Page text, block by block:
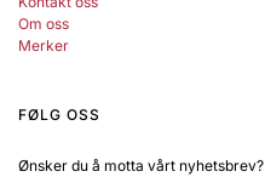
Om oss
Merker
FØLG OSS
Ønsker du å motta vårt nyhetsbrev?